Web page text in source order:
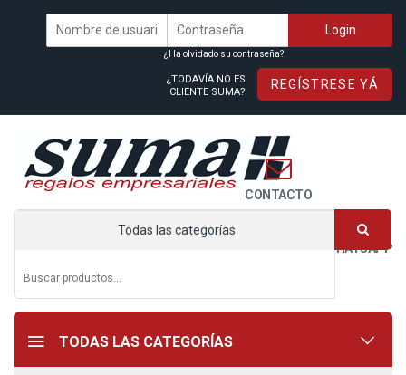
¿Ha olvidado su contraseña?
¿TODAVÍA NO ES
CLIENTE SUMA?
REGÍSTRESE YÁ
WHATSAPP
CONTACTO
Todas las categorías
TODAS LAS CATEGORÍAS